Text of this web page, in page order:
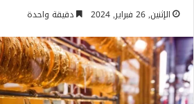
الإثنين, 26 فبراير, 2024 دقيقة واحدة